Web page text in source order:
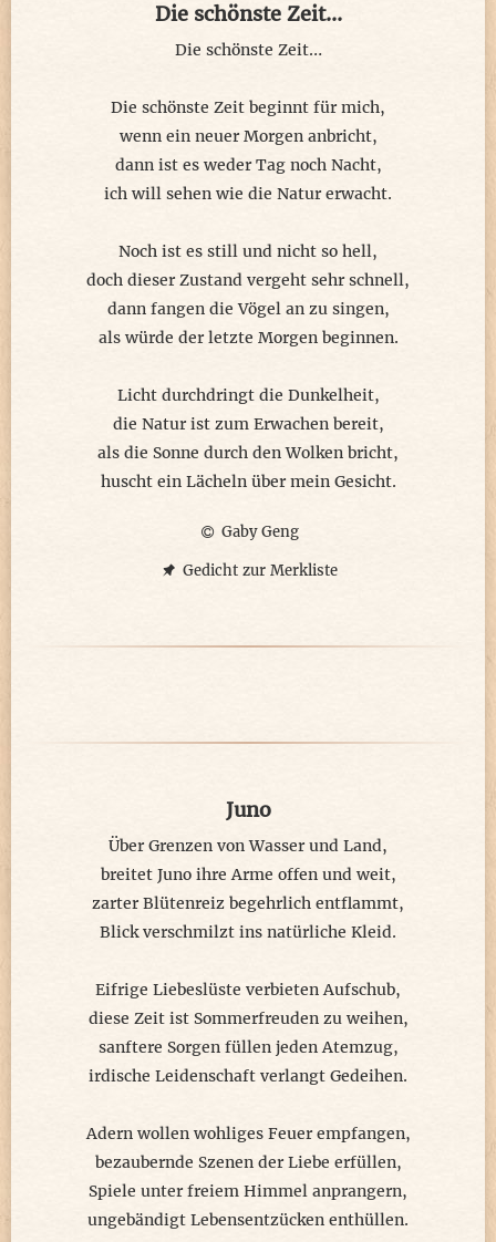
Die schönste Zeit...
Die schönste Zeit…
Die schönste Zeit beginnt für mich,
wenn ein neuer Morgen anbricht,
dann ist es weder Tag noch Nacht,
ich will sehen wie die Natur erwacht.
Noch ist es still und nicht so hell,
doch dieser Zustand vergeht sehr schnell,
dann fangen die Vögel an zu singen,
als würde der letzte Morgen beginnen.
Licht durchdringt die Dunkelheit,
die Natur ist zum Erwachen bereit,
als die Sonne durch den Wolken bricht,
huscht ein Lächeln über mein Gesicht.
Gaby Geng
Gedicht zur Merkliste
Juno
Über Grenzen von Wasser und Land,
breitet Juno ihre Arme offen und weit,
zarter Blütenreiz begehrlich entflammt,
Blick verschmilzt ins natürliche Kleid.
Eifrige Liebeslüste verbieten Aufschub,
diese Zeit ist Sommerfreuden zu weihen,
sanftere Sorgen füllen jeden Atemzug,
irdische Leidenschaft verlangt Gedeihen.
Adern wollen wohliges Feuer empfangen,
bezaubernde Szenen der Liebe erfüllen,
Spiele unter freiem Himmel anprangern,
ungebändigt Lebensentzücken enthüllen.